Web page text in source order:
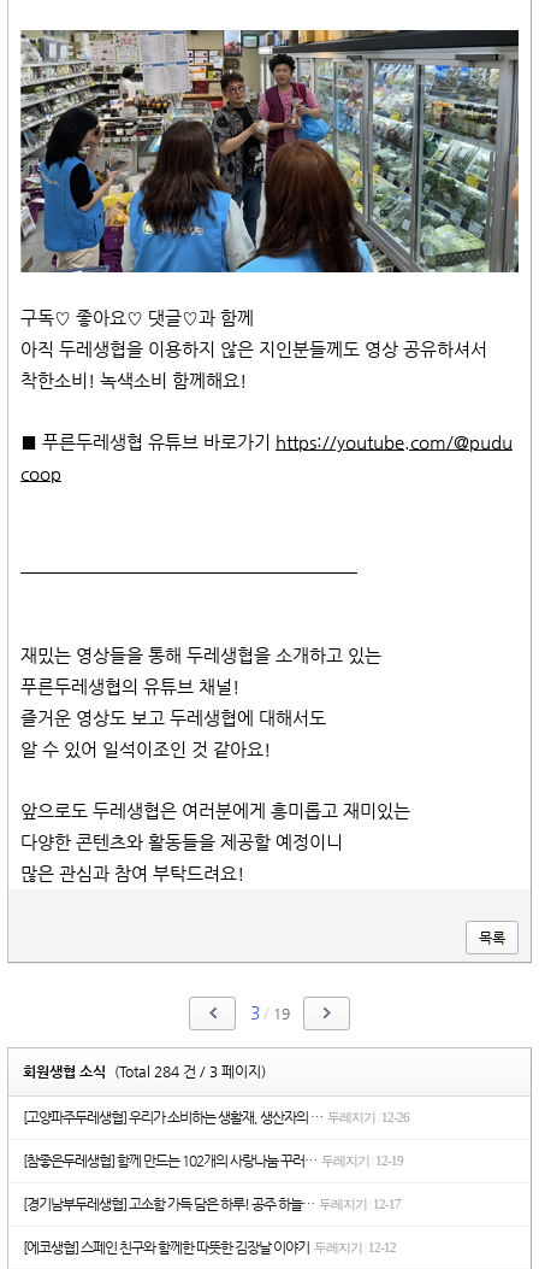
구독♡ 좋아요♡ 댓글♡과 함께
아직 두레생협을 이용하지 않은 지인분들께도 영상 공유하셔서
착한소비! 녹색소비 함께해요!
■ 푸른두레생협 유튜브 바로가기
https://youtube.com/@pudu
coop
재밌는 영상들을 통해 두레생협을 소개하고 있는
푸른두레생협의 유튜브 채널!
즐거운 영상도 보고 두레생협에 대해서도
알 수 있어 일석이조인 것 같아요!
앞으로도 두레생협은 여러분에게 흥미롭고 재미있는
다양한 콘텐츠와 활동들을 제공할 예정이니
많은 관심과 참여 부탁드려요!
목록
3 / 19
회원생협 소식 (Total 284 건 / 3 페이지)
[고양파주두레생협] 우리가 소비하는 생활재, 생산자의 … 두레지기 12-26
[참좋은두레생협] 함께 만드는 102개의 사랑나눔 꾸러… 두레지기 12-19
[경기남부두레생협] 고소함 가득 담은 하루! 공주 하늘… 두레지기 12-17
[에코생협] 스페인 친구와 함께한 따뜻한 김장날 이야기 두레지기 12-12